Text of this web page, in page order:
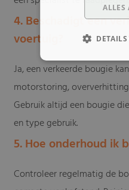
4. Beschadigt een
voertuig?
Ja, een verkeerde bougie
motorstoring,
Gebruik altijd een bougie
en type gebruik.
5. Hoe onderhoud ik
Controleer regelmatig de
ALLES
DETAILS